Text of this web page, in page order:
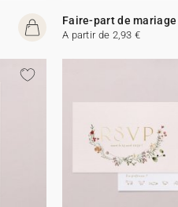
Faire-part de mariage
A partir de 2,93 €